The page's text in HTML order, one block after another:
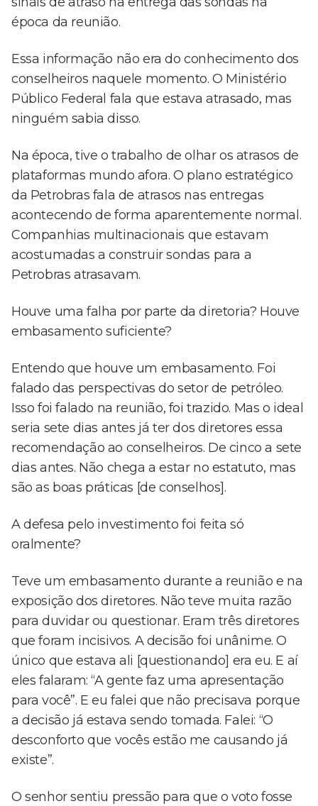
época da reunião.
Essa informação não era do conhecimento dos
conselheiros naquele momento. O Ministério
Público Federal fala que estava atrasado, mas
ninguém sabia disso.
Na época, tive o trabalho de olhar os atrasos de
plataformas mundo afora. O plano estratégico
da Petrobras fala de atrasos nas entregas
acontecendo de forma aparentemente normal.
Companhias multinacionais que estavam
acostumadas a construir sondas para a
Petrobras atrasavam.
Houve uma falha por parte da diretoria? Houve
embasamento suficiente?
Entendo que houve um embasamento. Foi
falado das perspectivas do setor de petróleo.
Isso foi falado na reunião, foi trazido. Mas o ideal
seria sete dias antes já ter dos diretores essa
recomendação ao conselheiros. De cinco a sete
dias antes. Não chega a estar no estatuto, mas
são as boas práticas [de conselhos].
A defesa pelo investimento foi feita só
oralmente?
Teve um embasamento durante a reunião e na
exposição dos diretores. Não teve muita razão
para duvidar ou questionar. Eram três diretores
que foram incisivos. A decisão foi unânime. O
único que estava ali [questionando] era eu. E aí
eles falaram: “A gente faz uma apresentação
para você”. E eu falei que não precisava porque
a decisão já estava sendo tomada. Falei: “O
desconforto que vocês estão me causando já
existe”.
O senhor sentiu pressão para que o voto fosse